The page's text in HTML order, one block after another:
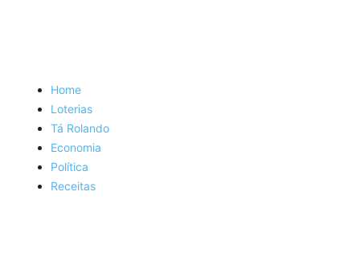
Home
Loterias
Tá Rolando
Economia
Política
Receitas